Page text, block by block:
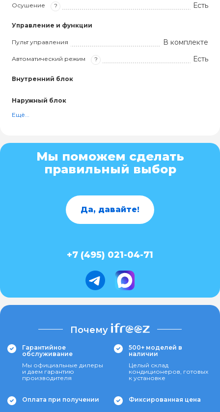
Осушение ? Есть
Управление и функции
Пульт управления В комплекте
Автоматический режим ? Есть
Внутренний блок
Наружный блок
Ещё...
Мы поможем сделать
правильный выбор
Да, давайте!
+7 (495) 021-04-71
Почему
Гарантийное
обслуживание
Мы официальные дилеры
и даем гарантию
производителя
500+ моделей в
наличии
Целый склад
кондиционеров, готовых
к установке
Оплата при получении Фиксированная цена